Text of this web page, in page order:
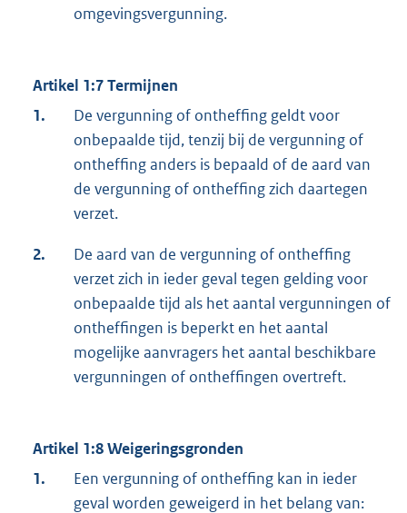
omgevingsvergunning.
Artikel 1:7 Termijnen
1.
De vergunning of ontheffing geldt voor
onbepaalde tijd, tenzij bij de vergunning of
ontheffing anders is bepaald of de aard van
de vergunning of ontheffing zich daartegen
verzet.
2.
De aard van de vergunning of ontheffing
verzet zich in ieder geval tegen gelding voor
onbepaalde tijd als het aantal vergunningen of
ontheffingen is beperkt en het aantal
mogelijke aanvragers het aantal beschikbare
vergunningen of ontheffingen overtreft.
Artikel 1:8 Weigeringsgronden
1.
Een vergunning of ontheffing kan in ieder
geval worden geweigerd in het belang van: